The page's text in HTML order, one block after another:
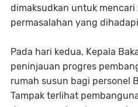
dimaksudkan untuk mencari
permasalahan yang
Pada hari kedua, Kepala
peninjauan progres
rumah susun bagi personel
Tampak terlihat